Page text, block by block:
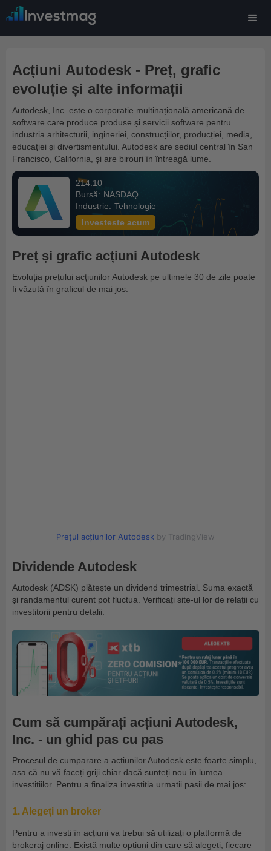
Acțiuni Autodesk - Preț, grafic
evoluție și alte informații
Autodesk, Inc. este o corporație multinațională americană de
software care produce produse și servicii software pentru
industria arhitecturii, ingineriei, construcțiilor, producției, media,
educației și divertismentului. Autodesk are sediul central în San
Francisco, California, și are birouri în întreagă lume.
214.10
Bursă: NASDAQ
Industrie: Tehnologie
Investeste acum
Preț și grafic acțiuni Autodesk
Evoluția prețului acțiunilor Autodesk pe ultimele 30 de zile poate
fi văzută în graficul de mai jos.
Prețul acțiunilor Autodesk by TradingView
Dividende Autodesk
Autodesk (ADSK) plătește un dividend trimestrial. Suma exactă
și randamentul curent pot fluctua. Verificați site-ul lor de relații cu
investitorii pentru detalii.
Cum să cumpărați acțiuni Autodesk,
Inc. - un ghid pas cu pas
Procesul de cumparare a acțiunilor Autodesk este foarte simplu,
așa că nu vă faceți griji chiar dacă sunteți nou în lumea
investitiilor. Pentru a finaliza investitia urmatii pasii de mai jos:
1. Alegeți un broker
Pentru a investi în acțiuni va trebui să utilizați o platformă de
brokeraj online. Există multe opțiuni din care să alegeți, fiecare